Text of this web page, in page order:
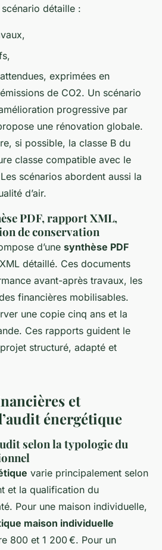
détaille :
exprimées en
de CO2. Un scénario
progressive par
une rénovation globale.
si possible, la classe B du
classe compatible avec le
scénarios abordent aussi la
d’air.
PDF, rapport XML,
de conservation
d’une synthèse PDF
détaillé. Ces documents
avant-après travaux, les
financières mobilisables.
une copie cinq ans et la
Ces rapports guident le
structuré, adapté et
et
énergétique
selon la typologie du
varie principalement selon
et la qualification du
Pour une maison individuelle,
maison individuelle
800 et 1 200 €. Pour un